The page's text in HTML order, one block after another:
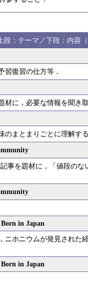
上段：テーマ／下段：内容
習復習の仕方等．
材に，必要な情報を聞き
のまとまりごとに理解す
記事を題材に，「値段の
in Japan
ニホニウムが発見され
in Japan